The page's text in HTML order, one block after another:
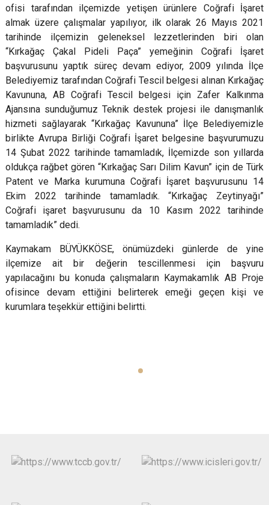
ofisi tarafından ilçemizde yetişen ürünlere Coğrafi İşaret
almak üzere çalışmalar yapılıyor, ilk olarak 26 Mayıs 2021
tarihinde ilçemizin geleneksel lezzetlerinden biri olan
“Kırkağaç Çakal Pideli Paça” yemeğinin Coğrafi İşaret
başvurusunu yaptık süreç devam ediyor, 2009 yılında İlçe
Belediyemiz tarafından Coğrafi Tescil belgesi alınan Kırkağaç
Kavununa, AB Coğrafi Tescil belgesi için Zafer Kalkınma
Ajansına sunduğumuz Teknik destek projesi ile danışmanlık
hizmeti sağlayarak “Kırkağaç Kavununa” İlçe Belediyemizle
birlikte Avrupa Birliği Coğrafi İşaret belgesine başvurumuzu
14 Şubat 2022 tarihinde tamamladık, İlçemizde son yıllarda
oldukça rağbet gören “Kırkağaç Sarı Dilim Kavun” için de Türk
Patent ve Marka kurumuna Coğrafi İşaret başvurusunu 14
Ekim 2022 tarihinde tamamladık. “Kırkağaç Zeytinyağı”
Coğrafi işaret başvurusunu da 10 Kasım 2022 tarihinde
tamamladık” dedi.
Kaymakam BÜYÜKKÖSE, önümüzdeki günlerde de yine
ilçemize ait bir değerin tescillenmesi için başvuru
yapılacağını bu konuda çalışmaların Kaymakamlık AB Proje
ofisince devam ettiğini belirterek emeği geçen kişi ve
kurumlara teşekkür ettiğini belirtti.